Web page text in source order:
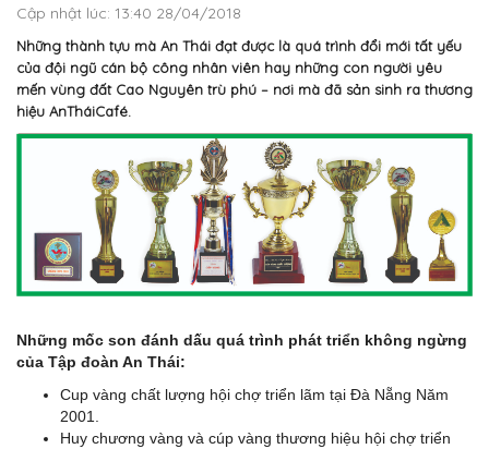
Cập nhật lúc: 13:40 28/04/2018
Những thành tựu mà An Thái đạt được là quá trình đổi mới tất yếu
của đội ngũ cán bộ công nhân viên hay những con người yêu
mến vùng đất Cao Nguyên trù phú – nơi mà đã sản sinh ra thương
hiệu AnTháiCafé.
Những mốc son đánh dấu quá trình phát triển không ngừng
của Tập đoàn An Thái:
Cup vàng chất lượng hội chợ triển lãm tại Đà Nẵng Năm
2001.
Huy chương vàng và cúp vàng thương hiệu hội chợ triển